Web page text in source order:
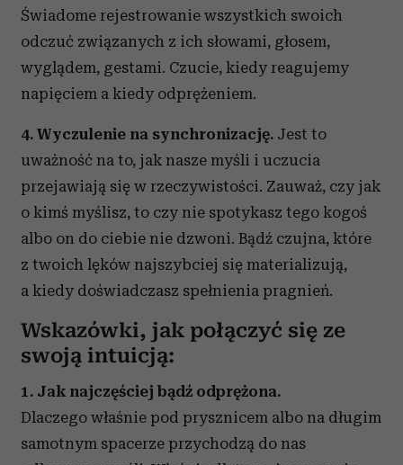
Świadome rejestrowanie wszystkich swoich
odczuć związanych z ich słowami, głosem,
wyglądem, gestami. Czucie, kiedy reagujemy
napięciem a kiedy odprężeniem.
4. Wyczulenie na synchronizację. Jest to
uważność na to, jak nasze myśli i uczucia
przejawiają się w rzeczywistości. Zauważ, czy jak
o kimś myślisz, to czy nie spotykasz tego kogoś
albo on do ciebie nie dzwoni. Bądź czujna, które
z twoich lęków najszybciej się materializują,
a kiedy doświadczasz spełnienia pragnień.
Wskazówki, jak połączyć się ze
swoją intuicją:
1. Jak najczęściej bądź odprężona.
Dlaczego właśnie pod prysznicem albo na długim
samotnym spacerze przychodzą do nas